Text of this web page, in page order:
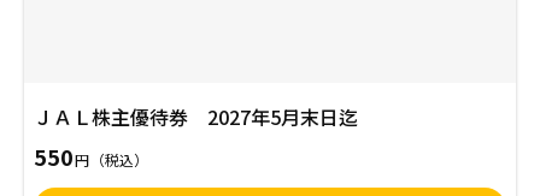
ＪＡＬ株主優待券 2027年5月末日迄
550円 （税込）